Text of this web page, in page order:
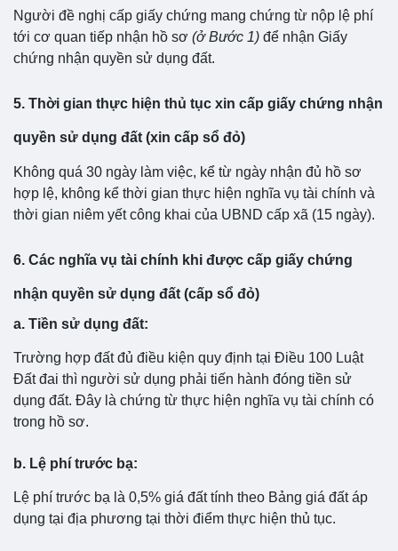
Người đề nghị cấp giấy chứng mang chứng từ nộp lệ phí
tới cơ quan tiếp nhận hồ sơ (ở Bước 1) để nhận Giấy
chứng nhận quyền sử dụng đất.
5. Thời gian thực hiện thủ tục xin cấp giấy chứng nhận
quyền sử dụng đất (xin cấp sổ đỏ)
Không quá 30 ngày làm việc, kể từ ngày nhận đủ hồ sơ
hợp lệ, không kể thời gian thực hiện nghĩa vụ tài chính và
thời gian niêm yết công khai của UBND cấp xã (15 ngày).
6. Các nghĩa vụ tài chính khi được cấp giấy chứng
nhận quyền sử dụng đất (cấp sổ đỏ)
a. Tiền sử dụng đất:
Trường hợp đất đủ điều kiện quy định tại Điều 100 Luật
Đất đai thì người sử dụng phải tiến hành đóng tiền sử
dụng đất. Đây là chứng từ thực hiện nghĩa vụ tài chính có
trong hồ sơ.
b. Lệ phí trước bạ:
Lệ phí trước bạ là 0,5% giá đất tính theo Bảng giá đất áp
dụng tại địa phương tại thời điểm thực hiện thủ tục.